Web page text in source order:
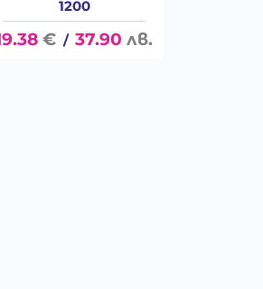
1200
€ / 37.90 лв.